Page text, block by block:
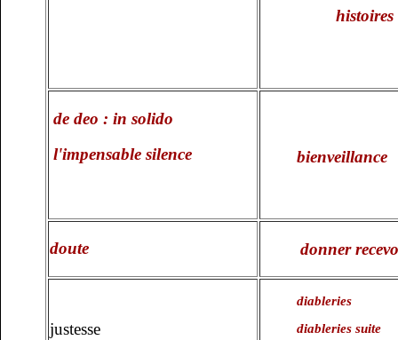
de deo : in solido
l'impensable silence
bienveillance
doute donner
justesse
diableries
diableries suite